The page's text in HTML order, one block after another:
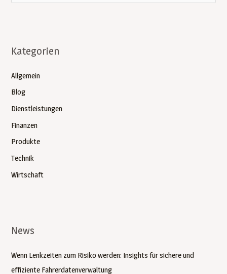
e
a
c
h
:
Kategorien
Allgemein
Blog
Dienstleistungen
Finanzen
Produkte
Technik
Wirtschaft
News
Wenn Lenkzeiten zum Risiko werden: Insights für sichere und
effiziente Fahrerdatenverwaltung